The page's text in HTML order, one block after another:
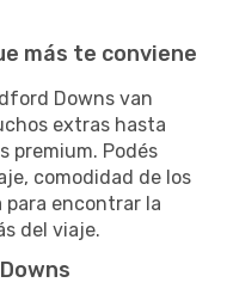
más te conviene
Downs van
extras hasta
premium. Podés
comodidad de los
encontrar la
del viaje.